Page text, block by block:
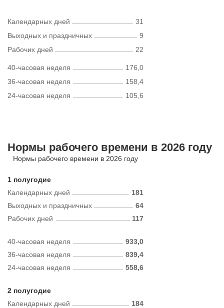
Календарных дней
31
Выходных и праздничных
9
Рабочих дней
22
40-часовая неделя
176,0
36-часовая неделя
158,4
24-часовая неделя
105,6
Нормы рабочего времени в 2026 году
Нормы рабочего времени в 2026 году
1 полугодие
Календарных дней
181
Рабочих дней 117
Выходных и праздничных 64
40-часовая неделя
933,0
36-часовая неделя
839,4
24-часовая неделя
558,6
2 полугодие
Календарных дней
184